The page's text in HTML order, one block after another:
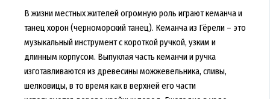
В жизни местных жителей огромную роль играют кеманча и
танец хорон (черноморский танец). Кеманча из Гёрели – это
музыкальный инструмент с короткой ручкой, узким и
длинным корпусом. Выпуклая часть кеманчи и ручка
изготавливаются из древесины можжевельника, сливы,
шелковицы, в то время как в верхней его части